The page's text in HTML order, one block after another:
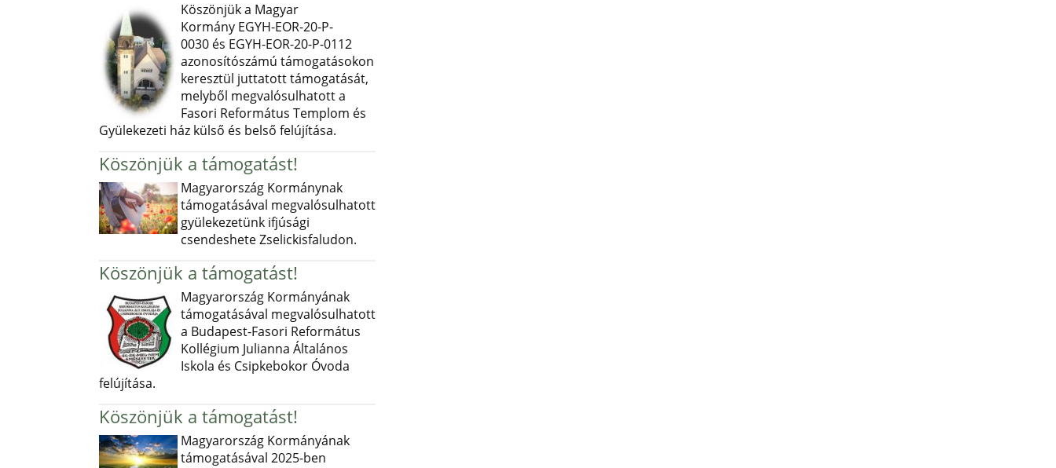
Köszönjük a Magyar
Kormány EGYH-EOR-20-P-
0030 és EGYH-EOR-20-P-0112
azonosítószámú támogatásokon
keresztül juttatott támogatását,
melyből megvalósulhatott a
Fasori Református Templom és
Gyülekezeti ház külső és belső felújítása.
Köszönjük a támogatást!
Magyarország Kormánynak
támogatásával megvalósulhatott
gyülekezetünk ifjúsági
csendeshete Zselickisfaludon.
Köszönjük a támogatást!
Magyarország Kormányának
támogatásával megvalósulhatott
a Budapest-Fasori Református
Kollégium Julianna Általános
Iskola és Csipkebokor Óvoda
felújítása.
Köszönjük a támogatást!
Magyarország Kormányának
támogatásával 2025-ben